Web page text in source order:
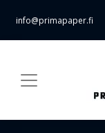
info@primapaper.fi